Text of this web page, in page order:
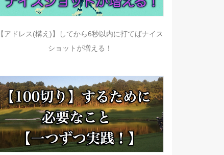
【アドレス(構え)】してから6秒以内に打てばナイス
ショットが増える！